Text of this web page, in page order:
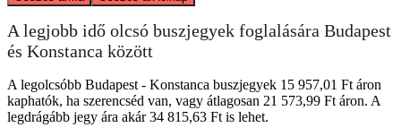
A legjobb idő olcsó buszjegyek foglalására Budapest
és Konstanca között
A legolcsóbb Budapest - Konstanca buszjegyek 15 957,01 Ft áron
kaphatók, ha szerencséd van, vagy átlagosan 21 573,99 Ft áron. A
legdrágább jegy ára akár 34 815,63 Ft is lehet.